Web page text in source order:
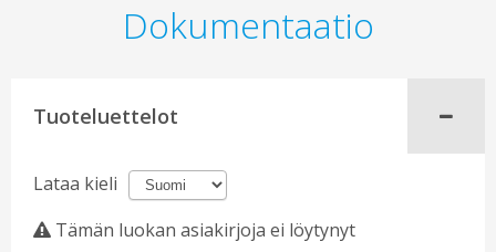
Dokumentaatio
Tuoteluettelot
Lataa kieli
Tämän luokan asiakirjoja ei löytynyt